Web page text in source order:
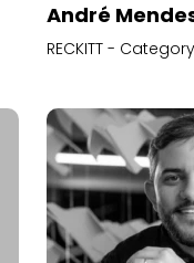
André
RECKITT -